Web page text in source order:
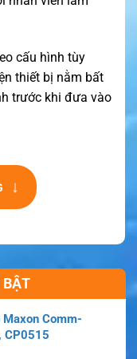
cấu hình tùy
thiết bị nằm bất
trước khi đưa vào
thể ảnh hưởng
DT885U giúp
có thể báo cáo
hợp giữa vận
với phạm vi
↓
Maxon Comm-
CP0515